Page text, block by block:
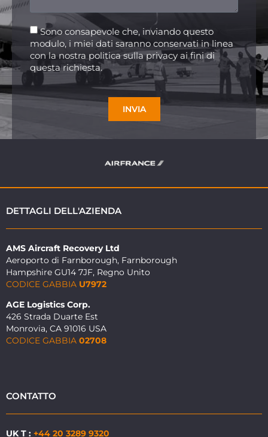
Sono consapevole che, inviando questo
modulo, i miei dati saranno conservati in linea
con la nostra politica sulla privacy ai fini di
questa richiesta.
INVIA
DETTAGLI DELL'AZIENDA
AMS Aircraft Recovery Ltd
Aeroporto di Farnborough, Farnborough
Hampshire GU14 7JF, Regno Unito
CODICE GABBIA U7972
AGE Logistics Corp.
426 Strada Duarte Est
Monrovia, CA 91016 USA
CODICE GABBIA 02708
CONTATTO
UK T : +44 20 3289 9320